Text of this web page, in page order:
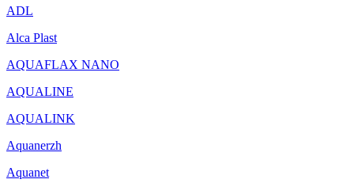
ADL
Alca Plast
AQUAFLAX NANO
AQUALINE
AQUALINK
Aquanerzh
Aquanet